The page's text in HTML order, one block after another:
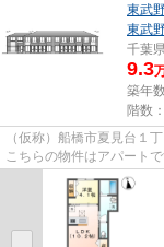
東武
東武
千葉
9.3
築年
階数
（仮称）船橋市夏見台１
こちらの物件はアパート
い。わたしたちスタッフ一